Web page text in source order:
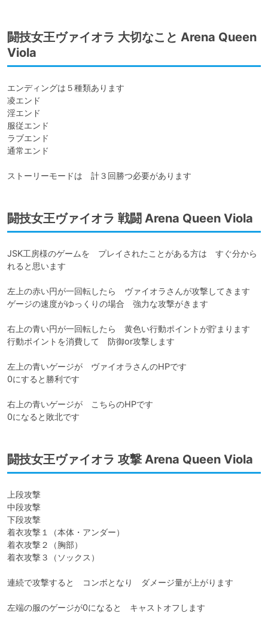
闘技女王ヴァイオラ 大切なこと Arena Queen
Viola
エンディングは５種類あります
凌エンド
淫エンド
服従エンド
ラブエンド
通常エンド
ストーリーモードは　計３回勝つ必要があります
闘技女王ヴァイオラ 戦闘 Arena Queen Viola
JSK工房様のゲームを　プレイされたことがある方は　すぐ分から
れると思います
左上の赤い円が一回転したら　ヴァイオラさんが攻撃してきます
ゲージの速度がゆっくりの場合　強力な攻撃がきます
右上の青い円が一回転したら　黄色い行動ポイントが貯まります
行動ポイントを消費して　防御or攻撃します
左上の青いゲージが　ヴァイオラさんのHPです
0にすると勝利です
右上の青いゲージが　こちらのHPです
0になると敗北です
闘技女王ヴァイオラ 攻撃 Arena Queen Viola
上段攻撃
中段攻撃
下段攻撃
着衣攻撃１（本体・アンダー）
着衣攻撃２（胸部）
着衣攻撃３（ソックス）
連続で攻撃すると　コンボとなり　ダメージ量が上がります
左端の服のゲージが0になると　キャストオフします